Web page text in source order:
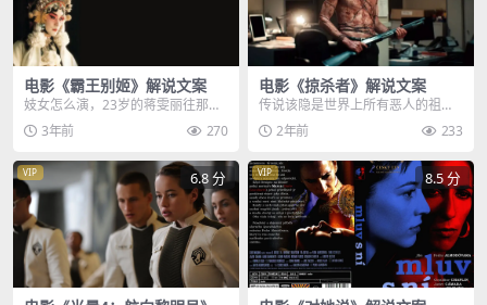
电影《霸王别姬》解说文案
妓女怎么演，23岁的蒋雯丽往那一
跪，脖子一歪，鼻涕一抹，谁能看
出她还是个大学生，...
3年前 270
电影《掠杀者》解说文案
传说该隐是世界上所有恶人的祖
先，他是亚当和夏娃最早出生的儿
子，却因杀害弟弟受上帝...
2年前 233
VIP 6.8 分 VIP 8.5 分